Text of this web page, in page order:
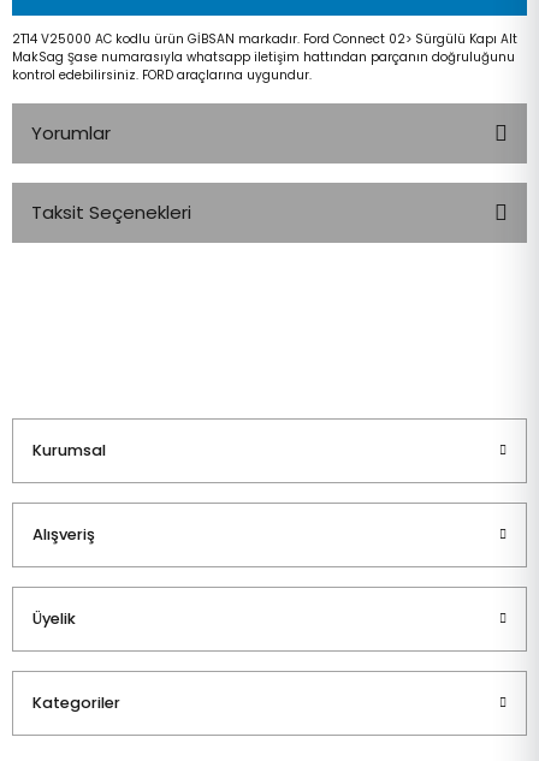
2T14 V25000 AC kodlu ürün GİBSAN markadır. Ford Connect 02> Sürgülü Kapı Alt
MakSag Şase numarasıyla whatsapp iletişim hattından parçanın doğruluğunu
kontrol edebilirsiniz. FORD araçlarına uygundur.
Yorumlar
Taksit Seçenekleri
Kurumsal
Alışveriş
Üyelik
Kategoriler